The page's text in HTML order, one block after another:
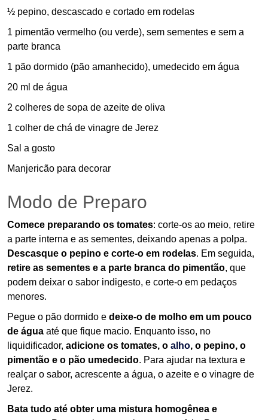
½ pepino, descascado e cortado em rodelas
1 pimentão vermelho (ou verde), sem sementes e sem a
parte branca
1 pão dormido (pão amanhecido), umedecido em água
20 ml de água
2 colheres de sopa de azeite de oliva
1 colher de chá de vinagre de Jerez
Sal a gosto
Manjericão para decorar
Modo de Preparo
Comece preparando os tomates: corte-os ao meio, retire
a parte interna e as sementes, deixando apenas a polpa.
Descasque o pepino e corte-o em rodelas. Em seguida,
retire as sementes e a parte branca do pimentão, que
podem deixar o sabor indigesto, e corte-o em pedaços
menores.
Pegue o pão dormido e deixe-o de molho em um pouco
de água até que fique macio. Enquanto isso, no
liquidificador, adicione os tomates, o alho, o pepino, o
pimentão e o pão umedecido. Para ajudar na textura e
realçar o sabor, acrescente a água, o azeite e o vinagre de
Jerez.
Bata tudo até obter uma mistura homogênea e